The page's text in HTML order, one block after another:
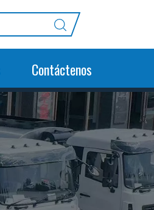
Contáctenos